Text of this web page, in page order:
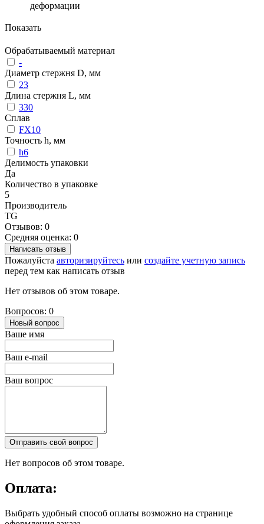
деформации
Показать
Обрабатываемый материал
-
Диаметр стержня D, мм
23
Длина стержня L, мм
330
Сплав
FX10
Точность h, мм
h6
Делимость упаковки
Да
Количество в упаковке
5
Производитель
TG
Отзывов: 0
Средняя оценка: 0
Написать отзыв
Пожалуйста авторизируйтесь или создайте учетную запись
перед тем как написать отзыв
Нет отзывов об этом товаре.
Вопросов: 0
Новый вопрос
Ваше имя
Ваш e-mail
Ваш вопрос
Отправить свой вопрос
Нет вопросов об этом товаре.
Оплата:
Выбрать удобный способ оплаты возможно на странице